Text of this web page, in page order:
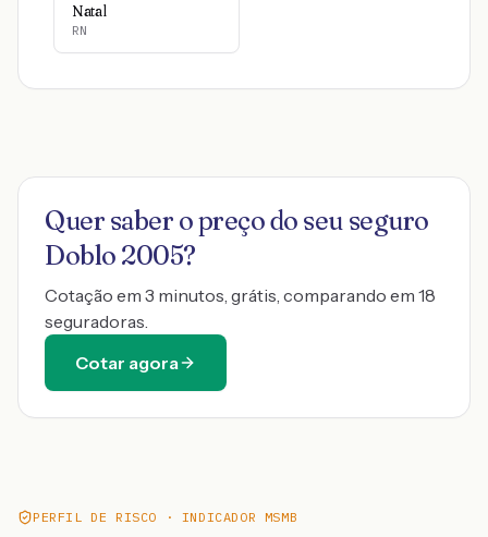
Natal
RN
Quer saber o preço do seu seguro
Doblo 2005?
Cotação em 3 minutos, grátis, comparando em 18
seguradoras.
Cotar agora
PERFIL DE RISCO · INDICADOR MSMB